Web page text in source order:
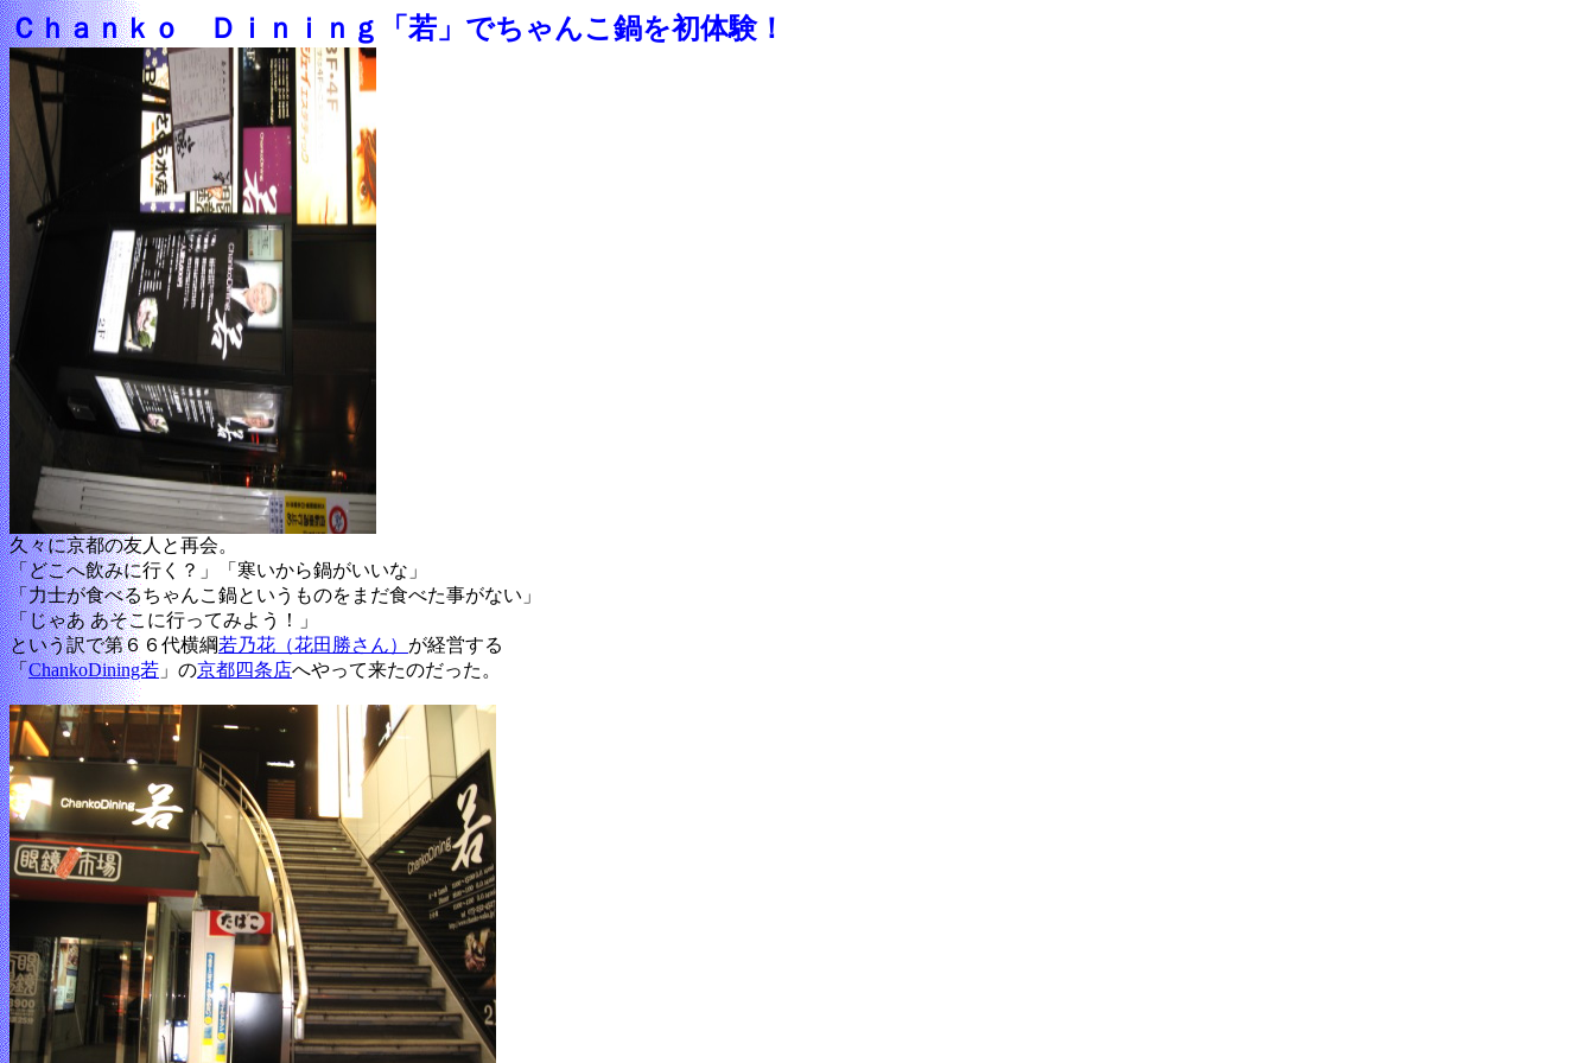
Ｃｈａｎｋｏ Ｄｉｎｉｎｇ「若」でちゃんこ鍋を初体験！
久々に京都の友人と再会。
「どこへ飲みに行く？」「寒いから鍋がいいな」
「力士が食べるちゃんこ鍋というものをまだ食べた事がない」
「じゃあ あそこに行ってみよう！」
という訳で第６６代横綱若乃花（花田勝さん） が経営する
「ChankoDining若 」の京都四条店へやって来たのだった。